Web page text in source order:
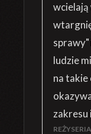
wcielają
sprawy"
ludzie
na takie
zakresu